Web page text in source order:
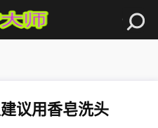
议用香皂洗头